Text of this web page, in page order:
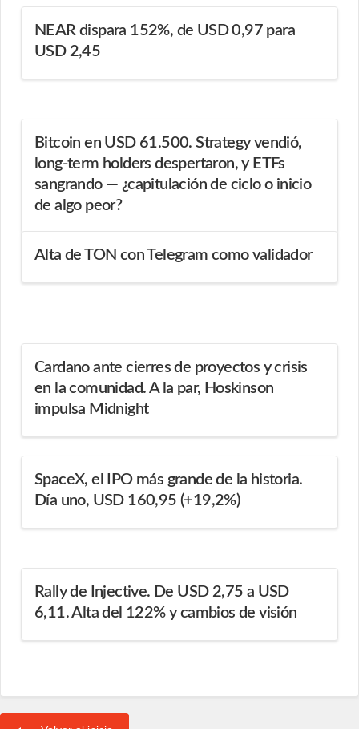
NEAR dispara 152%, de USD 0,97 para
USD 2,45
Bitcoin en USD 61.500. Strategy vendió,
long-term holders despertaron, y ETFs
sangrando — ¿capitulación de ciclo o inicio
de algo peor?
Alta de TON con Telegram como validador
Cardano ante cierres de proyectos y crisis
en la comunidad. A la par, Hoskinson
impulsa Midnight
SpaceX, el IPO más grande de la historia.
Día uno, USD 160,95 (+19,2%)
Rally de Injective. De USD 2,75 a USD
6,11. Alta del 122% y cambios de visión